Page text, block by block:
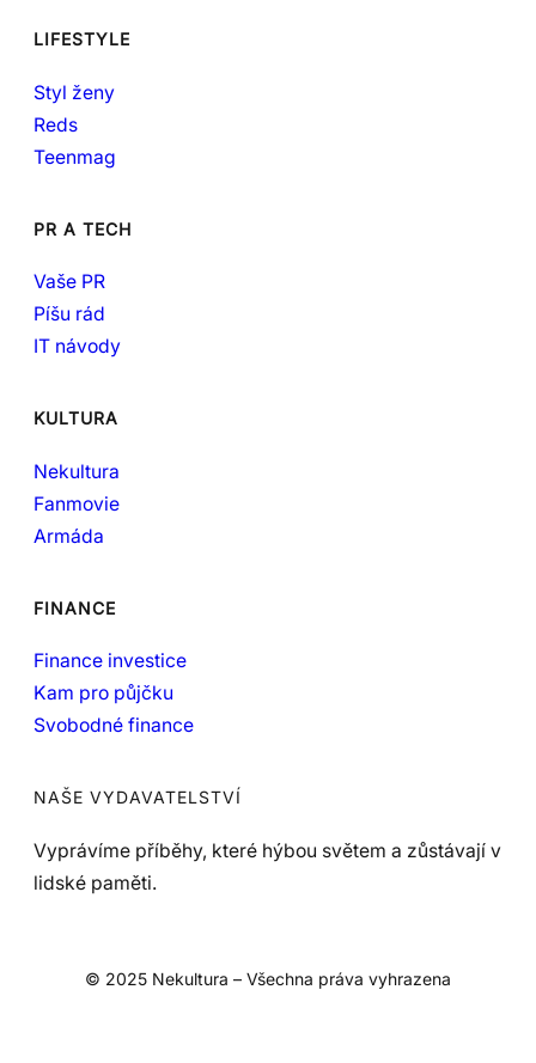
LIFESTYLE
Styl ženy
Reds
Teenmag
PR A TECH
Vaše PR
Píšu rád
IT návody
KULTURA
Nekultura
Fanmovie
Armáda
FINANCE
Finance investice
Kam pro půjčku
Svobodné finance
NAŠE VYDAVATELSTVÍ
Vyprávíme příběhy, které hýbou světem a zůstávají v
lidské paměti.
© 2025 Nekultura – Všechna práva vyhrazena